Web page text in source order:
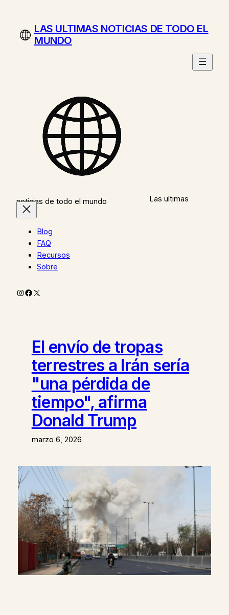
contenidoLAS ULTIMAS NOTICIAS DE TODO EL
MUNDO
Las ultimas
noticias de todo el mundo
Blog
FAQ
Recursos
Sobre
Instagram
Facebook
X
El envío de tropas
terrestres a Irán sería
"una pérdida de
tiempo", afirma
Donald Trump
marzo 6, 2026